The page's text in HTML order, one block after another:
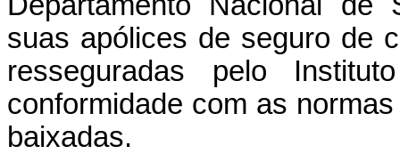
suas apólices de seguro de
resseguradas pelo
conformidade com as
baixadas.